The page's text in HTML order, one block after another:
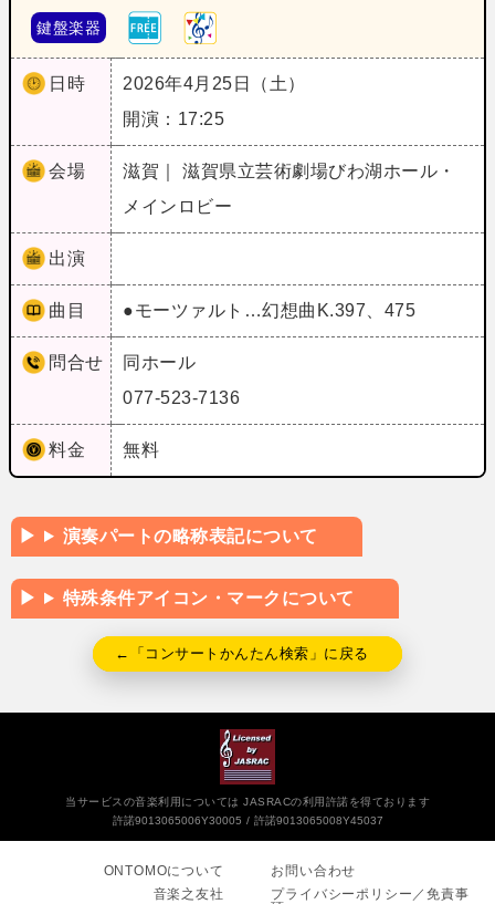
鍵盤楽器
日時
2026年4月25日（土）
開演：17:25
会場
滋賀｜ 滋賀県立芸術劇場びわ湖ホール・
メインロビー
出演
曲目 ●モーツァルト…幻想曲K.397、475
問合せ
同ホール
077-523-7136
料金 無料
演奏パートの略称表記について
特殊条件アイコン・マークについて
←「コンサートかんたん検索」に戻る
当サービスの音楽利用については JASRACの利用許諾を得ております
許諾9013065006Y30005
許諾9013065008Y45037
ONTOMOについて
音楽之友社
お問い合わせ
プライバシーポリシー／免責事